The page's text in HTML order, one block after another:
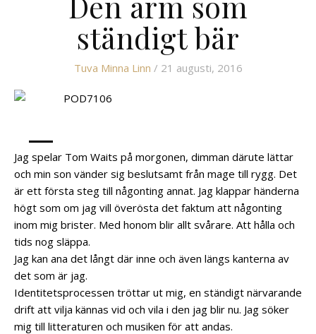
ständigt bär
Tuva Minna Linn / 21 augusti, 2016
Jag spelar Tom Waits på morgonen, dimman därute lättar
och min son vänder sig beslutsamt från mage till rygg. Det
är ett första steg till någonting annat. Jag klappar händerna
högt som om jag vill överösta det faktum att någonting
inom mig brister. Med honom blir allt svårare. Att hålla och
tids nog släppa.
Jag kan ana det långt där inne och även längs kanterna av
det som är jag.
Identitetsprocessen tröttar ut mig, en ständigt närvarande
drift att vilja kännas vid och vila i den jag blir nu. Jag söker
mig till litteraturen och musiken för att andas.